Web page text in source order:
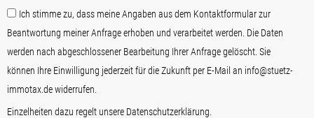
Ich stimme zu, dass meine Angaben aus dem Kontaktformular zur
Beantwortung meiner Anfrage erhoben und verarbeitet werden. Die Daten
werden nach abgeschlossener Bearbeitung Ihrer Anfrage gelöscht. Sie
können Ihre Einwilligung jederzeit für die Zukunft per E-Mail an info@stuetz-
immotax.de widerrufen.
Einzelheiten dazu regelt unsere Datenschutzerklärung.